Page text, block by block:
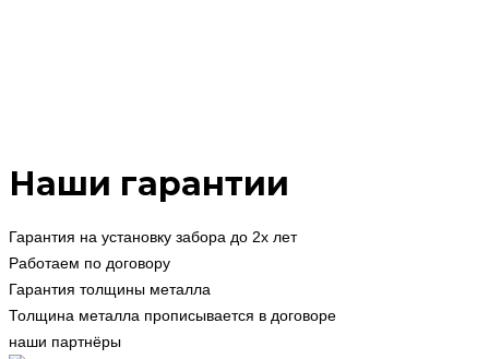
Наши гарантии
Гарантия на установку забора до 2х лет
Работаем по договору
Гарантия толщины металла
Толщина металла прописывается в договоре
наши партнёры